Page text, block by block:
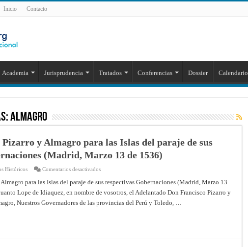
Inicio Contacto
Academia Jurisprudencia Tratados Conferencias Dossier Calendario
almagro
y Almagro para las Islas del paraje de sus
(Madrid, Marzo 13 de 1536)
Históricos Comentarios desactivadosen
con
Pizarro
y
para
para las Islas del paraje de sus respectivas Gobernaciones (Madrid, Marzo 13
Lope de Idiaquez, en nombre de vosotros, el Adelantado Don Francisco Pizarro y
Nuestros Governadores de las provincias del Perú y Toledo, …